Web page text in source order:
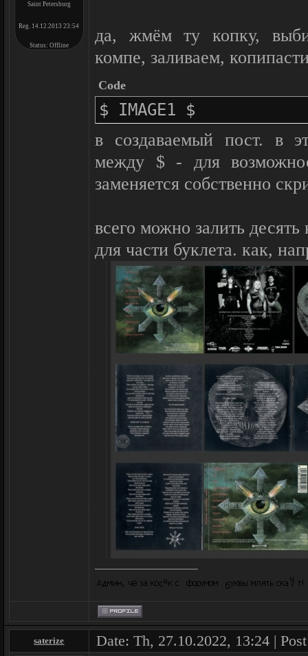
Saint Petersburg
Reg. 14.12.2013 23:54
Status: Offline
да, жмём ту копку,
компе, заливаем,
Code
$ IMAGE1 $
в создаваемый пост. в
между $ - для
заменяется собственно
всего можно залить
для части буклета. как,
saterize Date: Th, 27.10.2022, 13:24 |